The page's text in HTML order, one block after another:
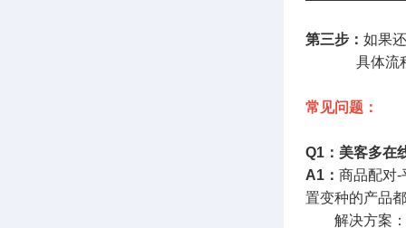
第三步： 如果
具体流程
常见问题：
Q1：美客多在
A1： 商品配对-
置变种的产品
解决方案：